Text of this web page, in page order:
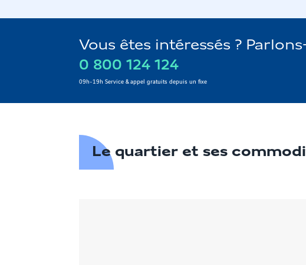
Vous êtes intéressés ?
0 800 124 124
09h-19h Service & appel gratuits depuis un fixe
Le quartier et ses